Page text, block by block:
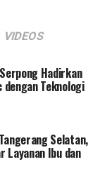
VIDEOS
Hadirkan
dengan Teknologi
Selatan,
Layanan Ibu dan